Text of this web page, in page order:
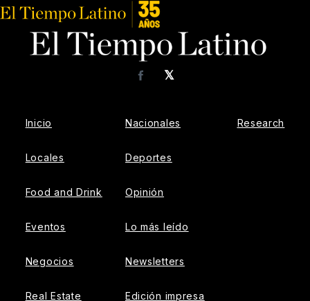
𝕏
Facebook
Inicio
Locales
Food and Drink
Eventos
Negocios
Real Estate
Nacionales
Deportes
Opinión
Lo más leído
Newsletters
Edición impresa
Research